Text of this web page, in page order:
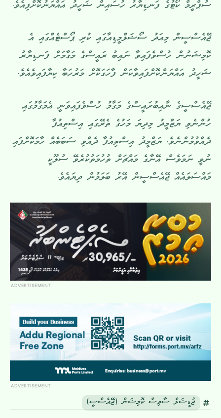
ސުޕްރީމް ކޯޓުގެ ފަނޑިޔާރު ހުސައިން ޝަހީދު އައްޔަނުކޮށްފިއެވެ.
ޖޭއެސްސީން މިއަދު ސޯޝަލްމީޑިއާގައި ކުރި ޕޯސްޓެއްގައި އެ
ކޮމިޝަނުން ހުސްވެފައިވާ ނައިބު ރައީސްގެ މަގާމަށް ފަނޑިޔާރު
ޝަހީދު އައްޔަންކޮށްފައިވާކަން ފާހަގަކޮށް މަރުހަބާ ކިޔާފައިވެއެވެ.
ޖޭއެސްސީގެ ނާއިބުރައީސްގެ މަގާމު ހުސްވެފައިވަނީ އެމަގާމުގައި
ހުންނެވި ޔަޒްމީދު މިދިޔަ މަހުގެ ތެރޭގައި އިސްތިއުފާ
ދެއްވުމުންނެވެ. ޔަޒްމީދު އިސްތިއުފާ ދެއްވި ސަބަބެއް ހާމަކޮށްފައި
ނުވީ ނަމަވެސް އޭނާގެ މައްޗަށް ތުހުމަތުކުރެވޭ ސުލޫކީ
މައްސަލައެއް ޖޭއެސްސީން އޭރު ބަލަމުން ދިޔައެވެ.
ADVERTISEMENT
ADVERTISEMENT
ޖުޑީޝަލް ސާވިސް ކޮމިޝަން (ޖޭއެސްސީ)